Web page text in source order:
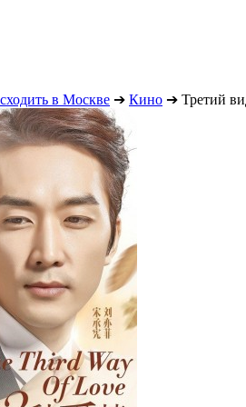
в Москве ➔ Кино ➔ Третий